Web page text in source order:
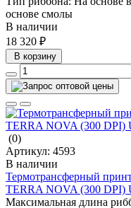
основе смолы
В наличии
18 320 ₽
В корзину
(0)
Артикул: 4593
В наличии
Термотрансферный
TERRA NOVA (300 DPI)
Максимальная длина